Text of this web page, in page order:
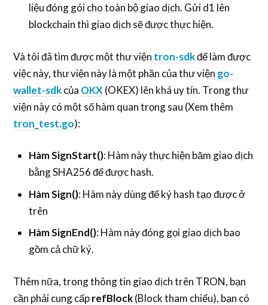
liệu đóng gói cho toàn bộ giao dịch. Gửi d1 lên
blockchain thì giao dịch sẽ được thực hiện.
Và tôi đã tìm được một thư viện tron-sdkđể làm được
việc này, thư viện này là một phần của thư viện go-
wallet-sdkcủa OKX (OKEX) lên khá uy tín. Trong thư
viện này có một số hàm quan trọng sau (Xem thêm
tron_test.go):
Hàm SignStart(): Hàm này thực hiện băm giao dịch
bằng SHA256 để được hash.
Hàm Sign(): Hàm này dùng để ký hash tạo được ở
trên
Hàm SignEnd(): Hàm này đóng gọi giao dịch bao
gồm cả chữ ký.
Thêm nữa, trong thông tin giao dịch trên TRON, bạn
cần phải cung cấprefBlock(Block tham chiếu), bạn có